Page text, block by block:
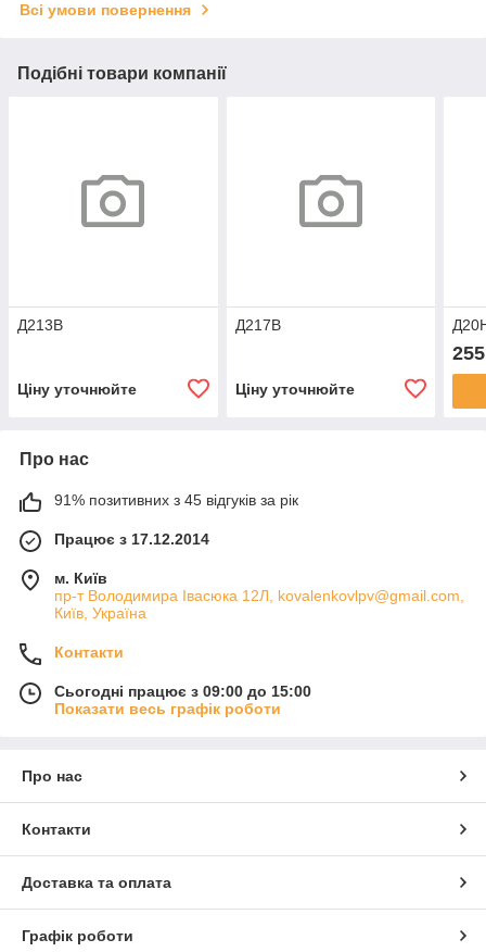
Всі умови повернення
Подібні товари компанії
Д213В
Ціну уточнюйте
Д217В
Ціну уточнюйте
255
Про нас
91% позитивних з 45 відгуків за рік
Працює з 17.12.2014
м. Київ
пр-т Володимира Івасюка 12Л, kovalenkovlpv@gmail.com,
Київ, Україна
Контакти
Сьогодні працює з 09:00 до 15:00
Показати весь графік роботи
Про нас
Контакти
Доставка та оплата
Графік роботи